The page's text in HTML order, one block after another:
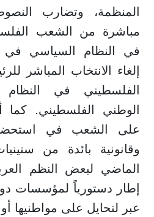
المنظمة، وتضارب
مباشرة من الشعب
في النظام السياسي في
إلغاء الانتخاب المباشر
الفلسطيني في النظام
الوطني الفلسطيني. كما
على الشعب في
وقانونية بائدة من
الماضي لبعض النظم
إطار دستورياً لمؤسسات
عبر لتحايل على مواطنيها أو